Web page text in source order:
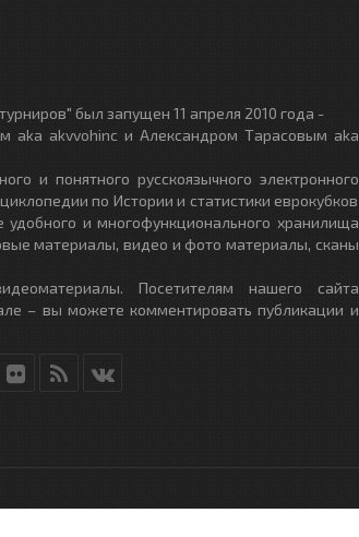
был запущен 11 апреля 2010 года -
aka akvvohinc и Александром Тарасовым aka
и понятного русскоязычного электронного
по Истории и статистики еврокубков
и многофункционального хранилища
материалы, видео и фото материалы, сканы
Посетителям нашего сайта
– вы можете комментировать публикации и
- All Rights Reserved.